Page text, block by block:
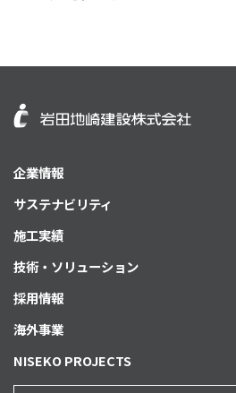
企業情報
サステナビリティ
施工実績
技術・ソリューション
採用情報
海外事業
NISEKO PROJECTS